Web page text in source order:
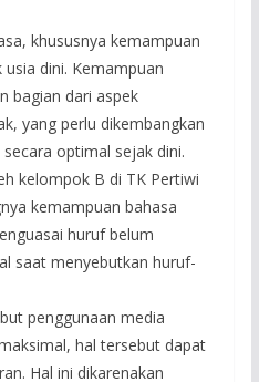
khususnya kemampuan
dini. Kemampuan
bagian dari aspek
yang perlu dikembangkan
optimal sejak dini.
kelompok B di TK Pertiwi
kemampuan bahasa
huruf belum
saat menyebutkan huruf-
penggunaan media
hal tersebut dapat
Hal ini dikarenakan